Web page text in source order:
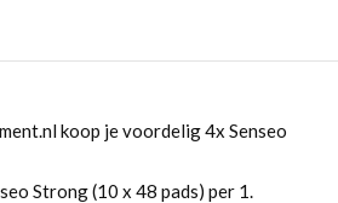
koop je voordelig 4x Senseo
Strong (10 x 48 pads) per 1.